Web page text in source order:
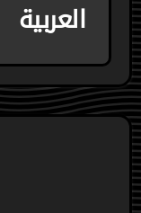
العربية